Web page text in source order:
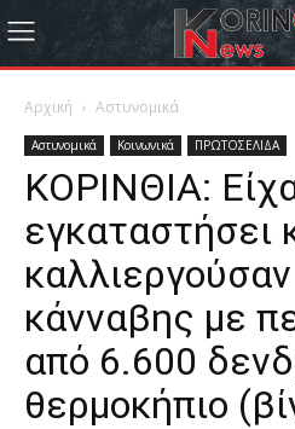
Αρχική Αστυνομικά
Αστυνομικά Κοινωνικά ΠΡΩΤΟΣΕΛΙΔΑ
ΚΟΡΙΝΘΙΑ:
εγκαταστήσει
κάνναβης με
από 6.600
θερμοκήπιο